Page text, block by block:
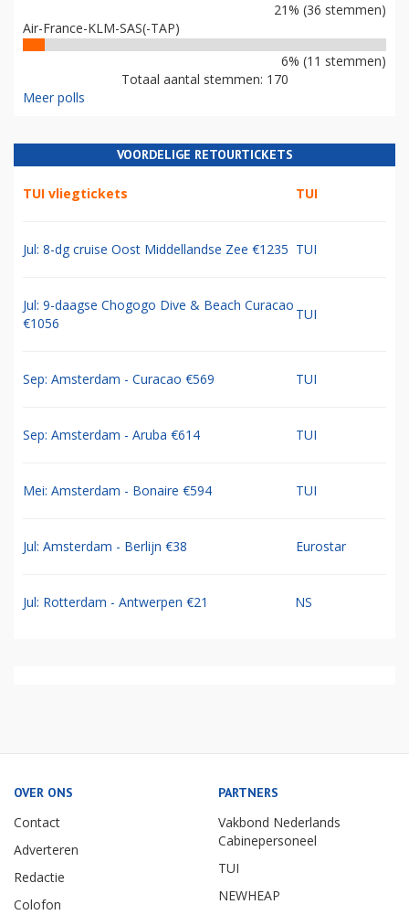
21% (36 stemmen)
Air-France-KLM-SAS(-TAP)
6% (11 stemmen)
Totaal aantal stemmen: 170
Meer polls
VOORDELIGE RETOURTICKETS
TUI vliegtickets TUI
Jul: 8-dg cruise Oost Middellandse Zee €1235 TUI
Jul: 9-daagse Chogogo Dive & Beach Curacao
€1056
TUI
Sep: Amsterdam - Curacao €569 TUI
Sep: Amsterdam - Aruba €614 TUI
Mei: Amsterdam - Bonaire €594 TUI
Jul: Amsterdam - Berlijn €38 Eurostar
Jul: Rotterdam - Antwerpen €21 NS
OVER ONS
Contact
Adverteren
Redactie
Colofon
PARTNERS
Vakbond Nederlands
Cabinepersoneel
TUI
NEWHEAP